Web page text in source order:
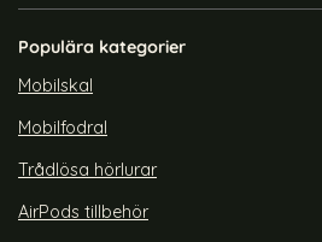
Populära kategorier
Mobilskal
Mobilfodral
Trådlösa hörlurar
AirPods tillbehör